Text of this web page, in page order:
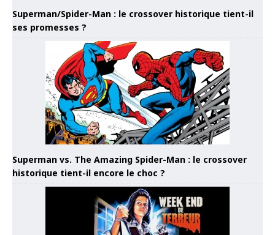
Superman/Spider-Man : le crossover historique tient-il
ses promesses ?
Superman vs. The Amazing Spider-Man : le crossover
historique tient-il encore le choc ?